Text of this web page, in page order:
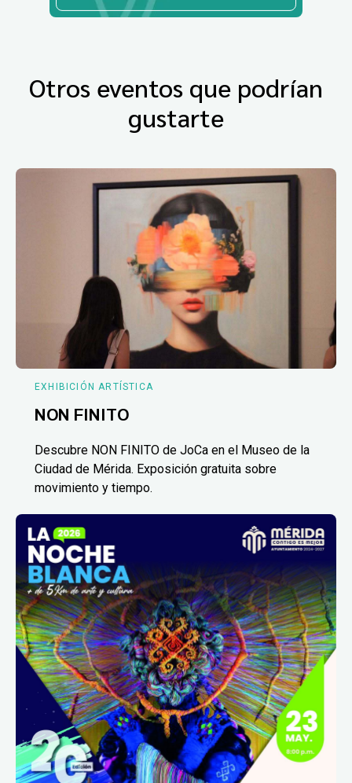
Otros eventos que podrían
gustarte
EXHIBICIÓN ARTÍSTICA
NON FINITO
Descubre NON FINITO de JoCa en el Museo de la
Ciudad de Mérida. Exposición gratuita sobre
movimiento y tiempo.